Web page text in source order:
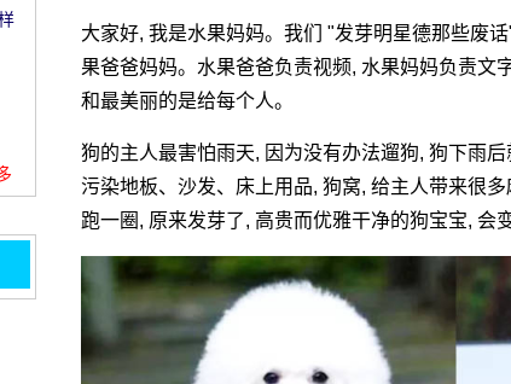
大家好, 我是水果妈妈。我们 "发芽明星德那些废
果爸爸妈妈。水果爸爸负责视频, 水果妈妈负责文
和最美丽的是给每个人。
狗的主人最害怕雨天, 因为没有办法遛狗, 狗下雨
污染地板、沙发、床上用品, 狗窝, 给主人带来很
跑一圈, 原来发芽了, 高贵而优雅干净的狗宝宝, 会